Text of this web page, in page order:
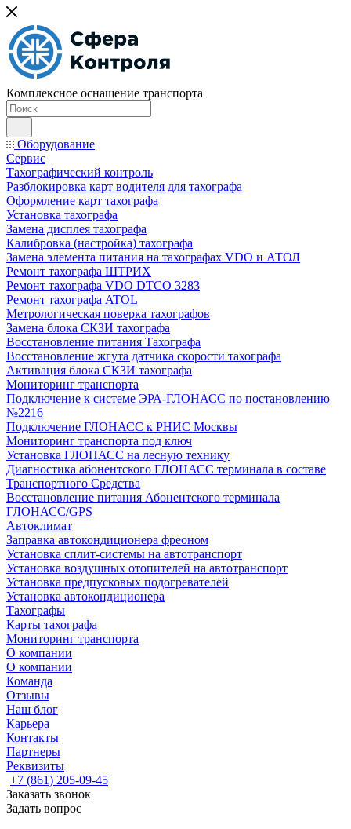
Комплексное оснащение транспорта
Оборудование
Сервис
Тахографический контроль
Разблокировка карт водителя для тахографа
Оформление карт тахографа
Установка тахографа
Замена дисплея тахографа
Калибровка (настройка) тахографа
Замена элемента питания на тахографах VDO и АТОЛ
Ремонт тахографа ШТРИХ
Ремонт тахографа VDO DTCO 3283
Ремонт тахографа ATOL
Метрологическая поверка тахографов
Замена блока СКЗИ тахографа
Восстановление питания Тахографа
Восстановление жгута датчика скорости тахографа
Активация блока СКЗИ тахографа
Мониторинг транспорта
Подключение к системе ЭРА-ГЛОНАСС по постановлению
№2216
Подключение ГЛОНАСС к РНИС Москвы
Мониторинг транспорта под ключ
Установка ГЛОНАСС на лесную технику
Диагностика абонентского ГЛОНАСС терминала в составе
Транспортного Средства
Восстановление питания Абонентского терминала
ГЛОНАСС/GPS
Автоклимат
Заправка автокондиционера фреоном
Установка сплит-системы на автотранспорт
Установка воздушных отопителей на автотранспорт
Установка предпусковых подогревателей
Установка автокондиционера
Тахографы
Карты тахографа
Мониторинг транспорта
О компании
О компании
Команда
Отзывы
Наш блог
Карьера
Контакты
Партнеры
Реквизиты
+7 (861) 205-09-45
Заказать звонок
Задать вопрос